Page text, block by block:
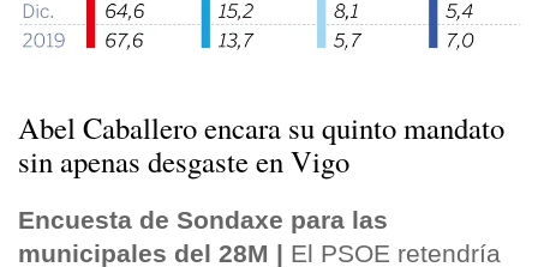
Abel Caballero encara su quinto mandato
sin apenas desgaste en Vigo
Encuesta de Sondaxe para las
municipales del 28M | El PSOE retendría